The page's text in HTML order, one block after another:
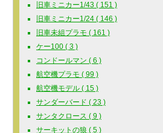
旧車ミニカー1/43 ( 151 )
旧車ミニカー1/24 ( 146 )
旧車未組プラモ ( 161 )
ケー100 ( 3 )
コンドールマン ( 6 )
航空機プラモ ( 99 )
航空機モデル ( 15 )
サンダーバード ( 23 )
サンタクロース ( 9 )
サーキットの狼 ( 5 )